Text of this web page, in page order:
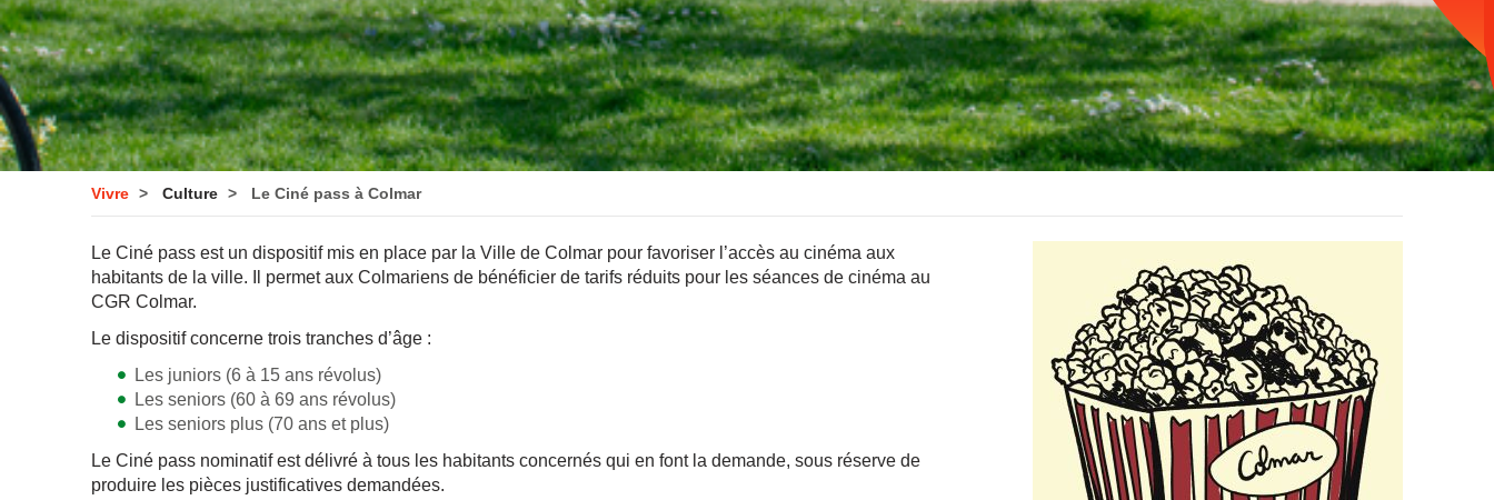
Vivre Culture Le Ciné pass à Colmar
Le Ciné pass est un dispositif mis en place par la Ville de Colmar pour favoriser l’accès au cinéma aux
habitants de la ville. Il permet aux Colmariens de bénéficier de tarifs réduits pour les séances de cinéma au
CGR Colmar.
Le dispositif concerne trois tranches d’âge :
Les juniors (6 à 15 ans révolus)
Les seniors (60 à 69 ans révolus)
Les seniors plus (70 ans et plus)
Le Ciné pass nominatif est délivré à tous les habitants concernés qui en font la demande, sous réserve de
produire les pièces justificatives demandées.